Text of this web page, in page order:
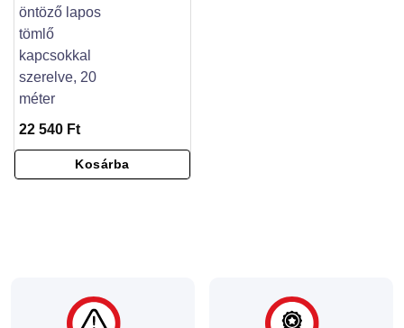
öntöző lapos
tömlő
kapcsokkal
szerelve, 20
méter
22 540 Ft
Kosárba